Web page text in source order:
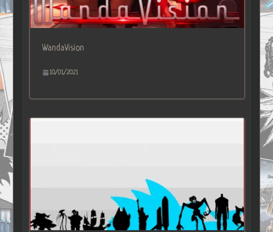
WandaVision
10/01/2021